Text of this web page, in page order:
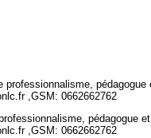
,GSM: 0662662762
pédagogue
,GSM: 0662662762